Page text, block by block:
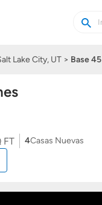
Buscar
casas
Buscar
Lake City, UT Base 45
FT 4Casas Nuevas